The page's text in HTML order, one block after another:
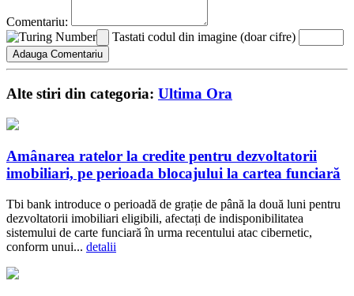
Comentariu:
Tastati codul din imagine (doar cifre)
Alte stiri din categoria: Ultima Ora
Amânarea ratelor la credite pentru dezvoltatorii
imobiliari, pe perioada blocajului la cartea funciară
Tbi bank introduce o perioadă de grație de până la două luni pentru
dezvoltatorii imobiliari eligibili, afectați de indisponibilitatea
sistemului de carte funciară în urma recentului atac cibernetic,
conform unui... detalii